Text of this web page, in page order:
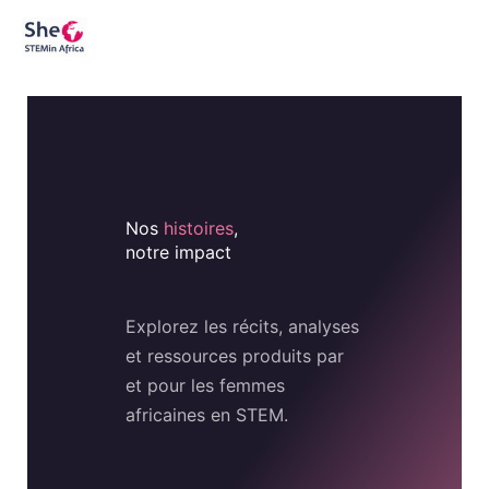
Nos histoires,
notre impact
Explorez les récits, analyses
et ressources produits par
et pour les femmes
africaines en STEM.